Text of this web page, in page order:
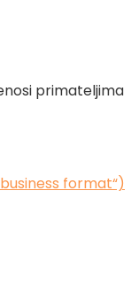
primateljima
format“)